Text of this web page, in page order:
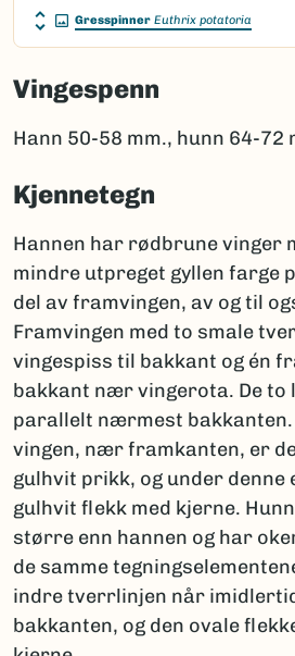
Gresspinner Euthrix potatoria
Vingespenn
Hann 50-58 mm., hunn 64-72
Kjennetegn
Hannen har rødbrune vinger
mindre utpreget gyllen farge
del av framvingen, av og til
Framvingen med to smale
vingespiss til bakkant og én
bakkant nær vingerota. De to
parallelt nærmest
vingen, nær framkanten, er
gulhvit prikk, og under denne
gulhvit flekk med kjerne.
større enn hannen og har
de samme
indre tverrlinjen når
bakkanten, og den ovale